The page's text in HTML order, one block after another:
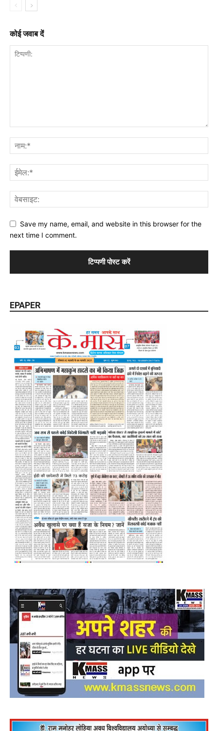
कोई जवाब दें
Save my name, email, and website in this browser for the
next time I comment.
EPAPER